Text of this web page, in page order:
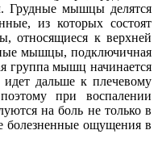
Грудные мышцы делятся
из которых состоят
относящиеся к верхней
мышцы, подключичная
группа мышц начинается
дальше к плечевому
при воспалении
на боль не только в
болезненные ощущения в